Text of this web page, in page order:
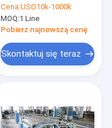
dwuściennych z
wytłaczarką
jednoślimakową, z
kielichowaniem i
systemem PLC
Cena:USD10k-1000k
MOQ:1 Line
Pobierz najnowszą cenę
Skontaktuj się teraz